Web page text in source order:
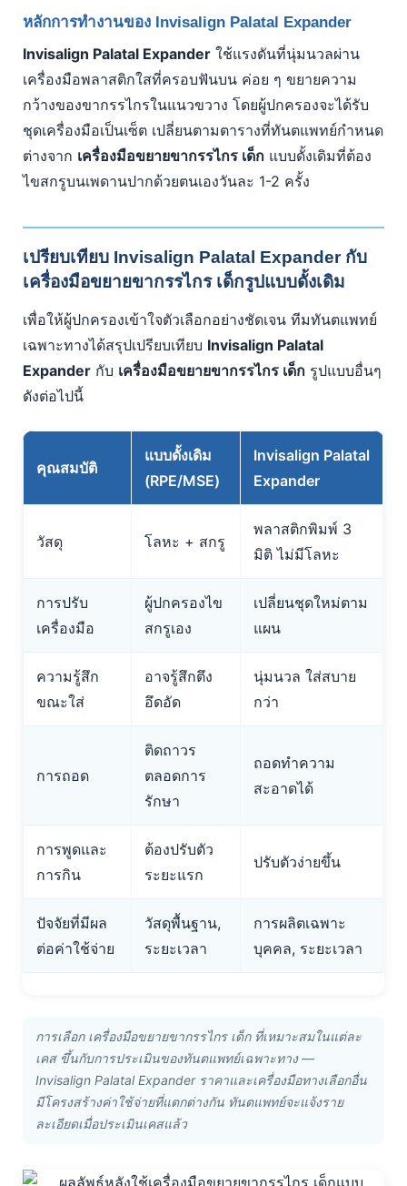
หลักการทำงานของ Invisalign Palatal Expander
Invisalign Palatal Expander ใช้แรงดันที่นุ่มนวลผ่าน
เครื่องมือพลาสติกใสที่ครอบฟันบน ค่อย ๆ ขยายความ
กว้างของขากรรไกรในแนวขวาง โดยผู้ปกครองจะได้รับ
ชุดเครื่องมือเป็นเซ็ต เปลี่ยนตามตารางที่ทันตแพทย์กำหนด
ต่างจาก เครื่องมือขยายขากรรไกร เด็ก แบบดั้งเดิมที่ต้อง
ไขสกรูบนเพดานปากด้วยตนเองวันละ 1-2 ครั้ง
เปรียบเทียบ Invisalign Palatal Expander กับ
เครื่องมือขยายขากรรไกร เด็กรูปแบบดั้งเดิม
เพื่อให้ผู้ปกครองเข้าใจตัวเลือกอย่างชัดเจน ทีมทันตแพทย์
เฉพาะทางได้สรุปเปรียบเทียบ Invisalign Palatal
Expander กับ เครื่องมือขยายขากรรไกร เด็ก รูปแบบอื่นๆ
ดังต่อไปนี้
คุณสมบัติ
แบบดั้งเดิม
(RPE/MSE)
Invisalign Palatal
Expander
วัสดุ โลหะ + สกรู
พลาสติกพิมพ์ 3
มิติ ไม่มีโลหะ
การปรับ
เครื่องมือ
ผู้ปกครองไข
สกรูเอง
เปลี่ยนชุดใหม่ตาม
แผน
ความรู้สึก
ขณะใส่
อาจรู้สึกตึง
อึดอัด
นุ่มนวล ใส่สบาย
กว่า
การถอด
ติดถาวร
ตลอดการ
รักษา
ถอดทำความ
สะอาดได้
การพูดและ
การกิน
ต้องปรับตัว
ระยะแรก
ปรับตัวง่ายขึ้น
ปัจจัยที่มีผล
ต่อค่าใช้จ่าย
วัสดุพื้นฐาน,
ระยะเวลา
การผลิตเฉพาะ
บุคคล, ระยะเวลา
การเลือก เครื่องมือขยายขากรรไกร เด็ก ที่เหมาะสมในแต่ละ
เคส ขึ้นกับการประเมินของทันตแพทย์เฉพาะทาง —
Invisalign Palatal Expander ราคาและเครื่องมือทางเลือกอื่น
มีโครงสร้างค่าใช้จ่ายที่แตกต่างกัน ทันตแพทย์จะแจ้งราย
ละเอียดเมื่อประเมินเคสแล้ว